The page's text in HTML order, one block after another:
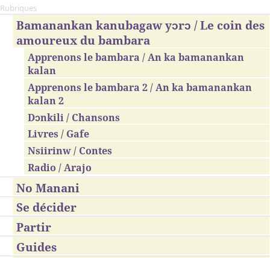
Rubriques
Bamanankan kanubagaw yɔrɔ / Le coin des
amoureux du bambara
Apprenons le bambara / An ka bamanankan
kalan
Apprenons le bambara 2 / An ka bamanankan
kalan 2
Dɔnkili / Chansons
Livres / Gafe
Nsiirinw / Contes
Radio / Arajo
No Manani
Se décider
Partir
Guides